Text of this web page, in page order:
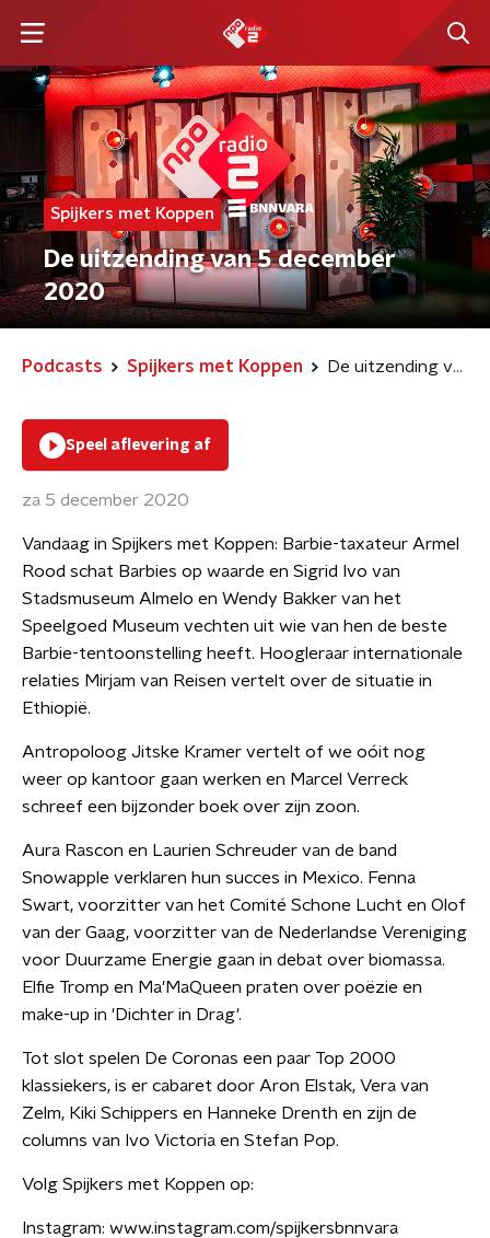
Spijkers met Koppen
De uitzending van 5 december
2020
Podcasts Spijkers met Koppen De uitzending van 5 december 2020
Speel aflevering af
za 5 december 2020
Vandaag in Spijkers met Koppen: Barbie-taxateur Armel
Rood schat Barbies op waarde en Sigrid Ivo van
Stadsmuseum Almelo en Wendy Bakker van het
Speelgoed Museum vechten uit wie van hen de beste
Barbie-tentoonstelling heeft. Hoogleraar internationale
relaties Mirjam van Reisen vertelt over de situatie in
Ethiopië.
Antropoloog Jitske Kramer vertelt of we oóit nog
weer op kantoor gaan werken en Marcel Verreck
schreef een bijzonder boek over zijn zoon.
Aura Rascon en Laurien Schreuder van de band
Snowapple verklaren hun succes in Mexico. Fenna
Swart, voorzitter van het Comité Schone Lucht en Olof
van der Gaag, voorzitter van de Nederlandse Vereniging
voor Duurzame Energie gaan in debat over biomassa.
Elfie Tromp en Ma'MaQueen praten over poëzie en
make-up in 'Dichter in Drag'.
Tot slot spelen De Coronas een paar Top 2000
klassiekers, is er cabaret door Aron Elstak, Vera van
Zelm, Kiki Schippers en Hanneke Drenth en zijn de
columns van Ivo Victoria en Stefan Pop.
Volg Spijkers met Koppen op:
Instagram: www.instagram.com/spijkersbnnvara